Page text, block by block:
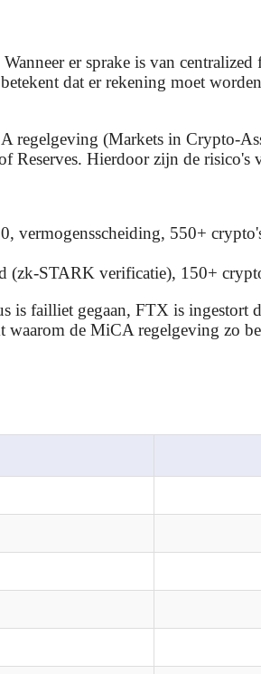
er sprake is van
dat er rekening moet
(Markets in Crypto-
Reserves. Hierdoor zijn de
vermogensscheiding, 550+
(zk-STARK verificatie), 150+
failliet gegaan, FTX is ingestort
de MiCA regelgeving zo